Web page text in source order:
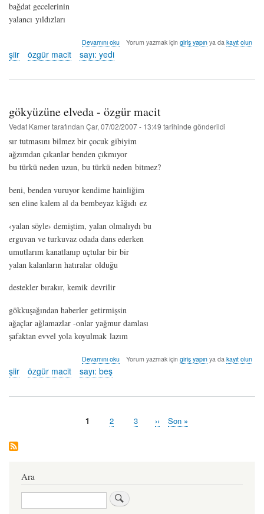
bağdat gecelerinin
yalancı yıldızları
bulutların
sözü
geçtiğinde
özgür
Devamını oku Yorum yazmak için giriş yapınya da kayıt olun
şiir özgür macit sayı: yedi
gökyüzüne elveda - özgür macit
Vedat Kamertarafından Çar, 07/02/2007 - 13:49 tarihinde gönderildi
sır tutmasını bilmez bir çocuk gibiyim
ağzımdan çıkanlar benden çıkmıyor
bu türkü neden uzun, bu türkü neden bitmez?
beni, benden vuruyor kendime hainliğim
sen eline kalem al da bembeyaz kâğıdı ez
‹yalan söyle› demiştim, yalan olmalıydı bu
erguvan ve turkuvaz odada dans ederken
umutlarım kanatlanıp uçtular bir bir
yalan kalanların hatıralar olduğu
destekler bırakır, kemik devrilir
gökkuşağından haberler getirmişsin
ağaçlar ağlamazlar -onlar yağmur damlası
şafaktan evvel yola koyulmak lazım
gökyüzüne
elveda
-
macit
Devamını oku Yorum yazmak için giriş yapınya da kayıt olun
şiir özgür macit sayı: beş
Şu
1 Sayfa
2 Sayfa
3
Sonraki
››
Last
Son »
Ara
Ara